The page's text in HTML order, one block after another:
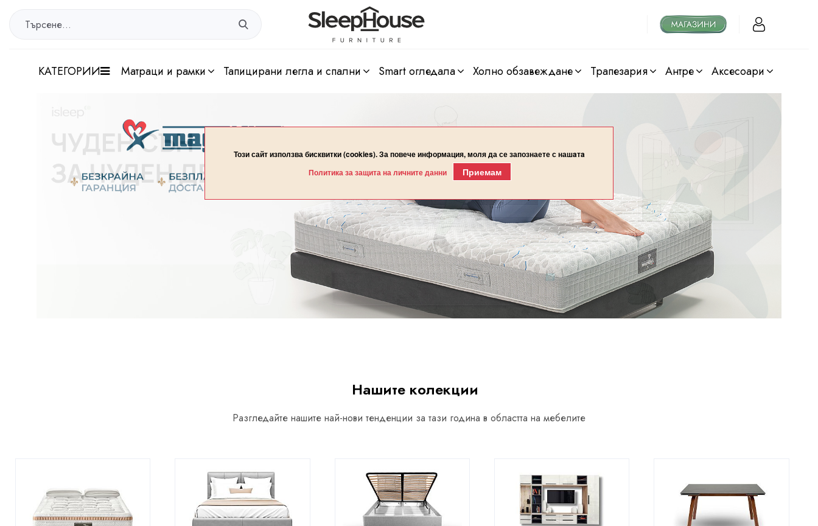
КАТЕГОРИИ матраци и рамки тапицирани легла и спални smart огледала холно обзавеждане трапезария антре аксесоари
Нашите колекции
Разгледайте нашите най-нови тенденции за тази година в областта на мебелите
Този сайт използва бисквитки (cookies). За повече информация, моля да се запознаете с нашaтa
Политика за защита на личните данни
Приемам